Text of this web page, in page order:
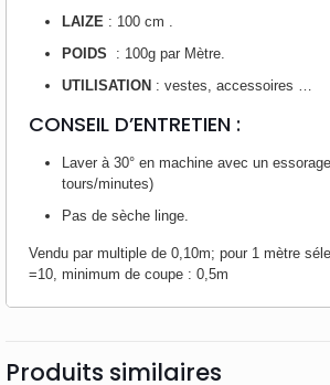
LAIZE : 100 cm .
POIDS : 100g par Mètre.
UTILISATION : vestes, accessoires …
CONSEIL D’ENTRETIEN :
Laver à 30° en machine avec un
tours/minutes)
Pas de sèche linge.
Vendu par multiple de 0,10m; pour 1 mètre
=10, minimum de coupe : 0,5m
Produits similaires